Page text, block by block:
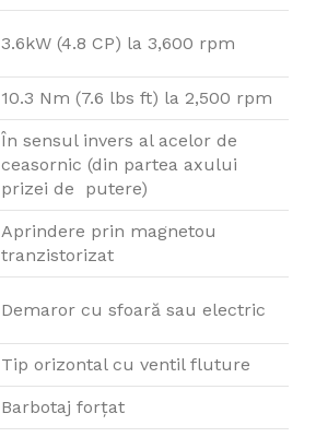
3.6kW (4.8 CP) la 3,600 rpm
10.3 Nm (7.6 lbs ft) la 2,500 rpm
În sensul invers al acelor de
ceasornic (din partea axului
prizei de putere)
Aprindere prin magnetou
tranzistorizat
Demaror cu sfoară sau electric
Tip orizontal cu ventil fluture
Barbotaj forţat